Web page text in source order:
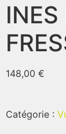
148,00 €
Catégorie :